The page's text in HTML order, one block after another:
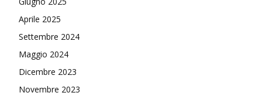
Aprile 2025
Settembre 2024
Maggio 2024
Dicembre 2023
Novembre 2023